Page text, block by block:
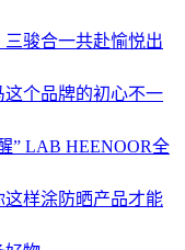
骏合一共赴愉悦出
这个品牌的初心不一
” LAB HEENOOR全
样涂防晒产品才能